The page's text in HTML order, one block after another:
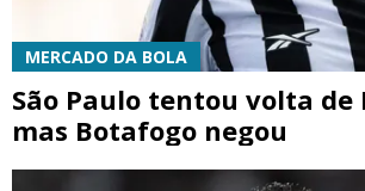
MERCADO DA BOLA
São Paulo tentou volta de
mas Botafogo negou